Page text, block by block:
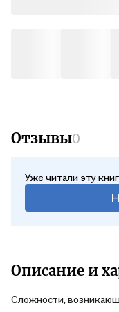
Отзывы0
Уже читали эту
Описание и
Сложности,